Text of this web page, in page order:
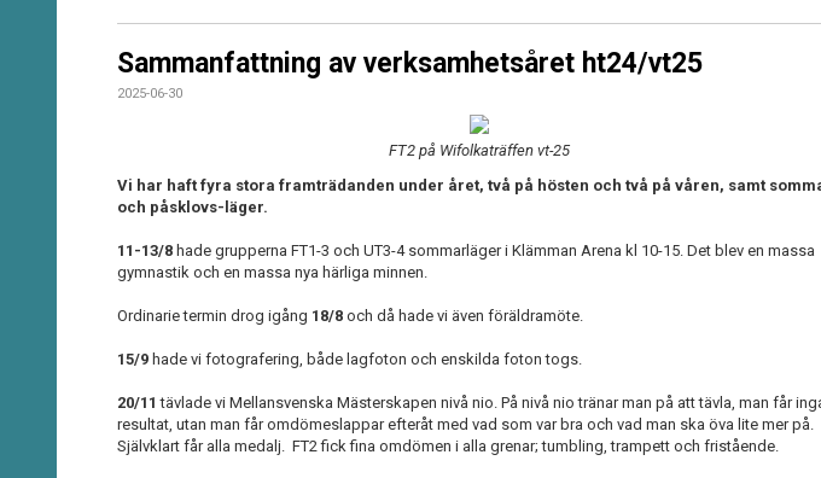
Sammanfattning av verksamhetsåret ht24/vt25
2025-06-30
FT2 på Wifolkaträffen vt-25
Vi har haft fyra stora framträdanden under året, två på hösten och två på våren, samt
och påsklovs-läger.
11-13/8 hade grupperna FT1-3 och UT3-4 sommarläger i Klämman Arena kl 10-15. Det blev en massa
gymnastik och en massa nya härliga minnen.
Ordinarie termin drog igång 18/8 och då hade vi även föräldramöte.
15/9 hade vi fotografering, både lagfoton och enskilda foton togs.
20/11 tävlade vi Mellansvenska Mästerskapen nivå nio. På nivå nio tränar man på att tävla, man får
resultat, utan man får omdömeslappar efteråt med vad som var bra och vad man ska öva lite mer på.
Självklart får alla medalj. FT2 fick fina omdömen i alla grenar; tumbling, trampett och fristående.